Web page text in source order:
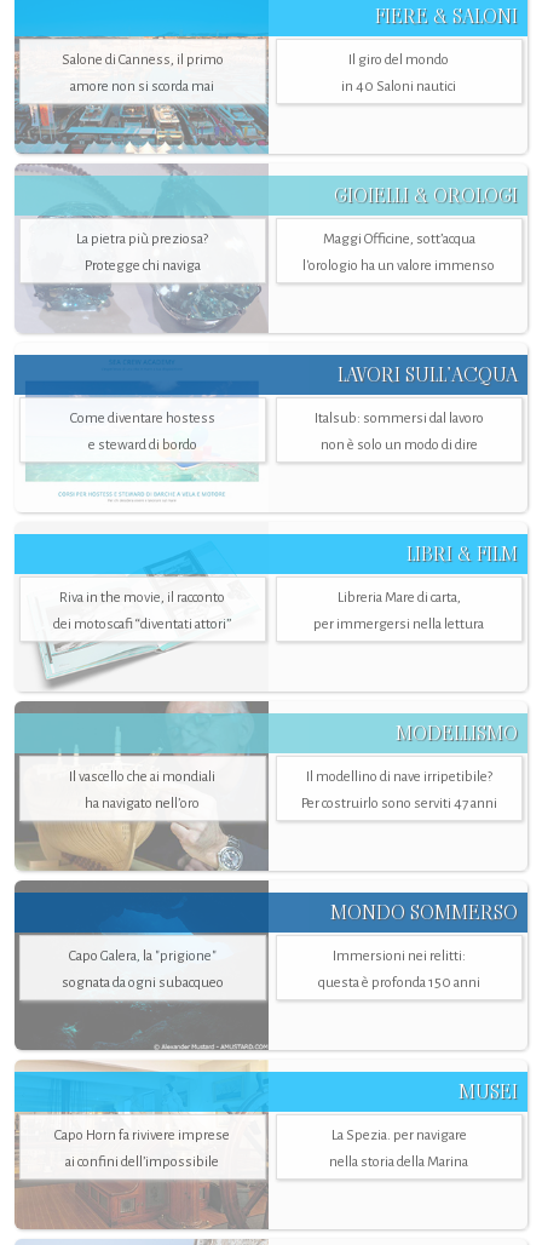
FIERE & SALONI
Salone di Canness, il primo
amore non si scorda mai
Il giro del mondo
in 40 Saloni nautici
GIOIELLI & OROLOGI
La pietra più preziosa?
Protegge chi naviga
Maggi Officine, sott’acqua
l'orologio ha un valore immenso
LAVORI SULL’ACQUA
Come diventare hostess
e steward di bordo
Italsub: sommersi dal lavoro
non è solo un modo di dire
LIBRI & FILM
Riva in the movie, il racconto
dei motoscafi “diventati attori”
Libreria Mare di carta,
per immergersi nella lettura
MODELLISMO
Il vascello che ai mondiali
ha navigato nell’oro
Il modellino di nave irripetibile?
Per costruirlo sono serviti 47 anni
MONDO SOMMERSO
Capo Galera, la "prigione"
sognata da ogni subacqueo
Immersioni nei relitti:
questa è profonda 150 anni
MUSEI
Capo Horn fa rivivere imprese
ai confini dell’impossibile
La Spezia. per navigare
nella storia della Marina